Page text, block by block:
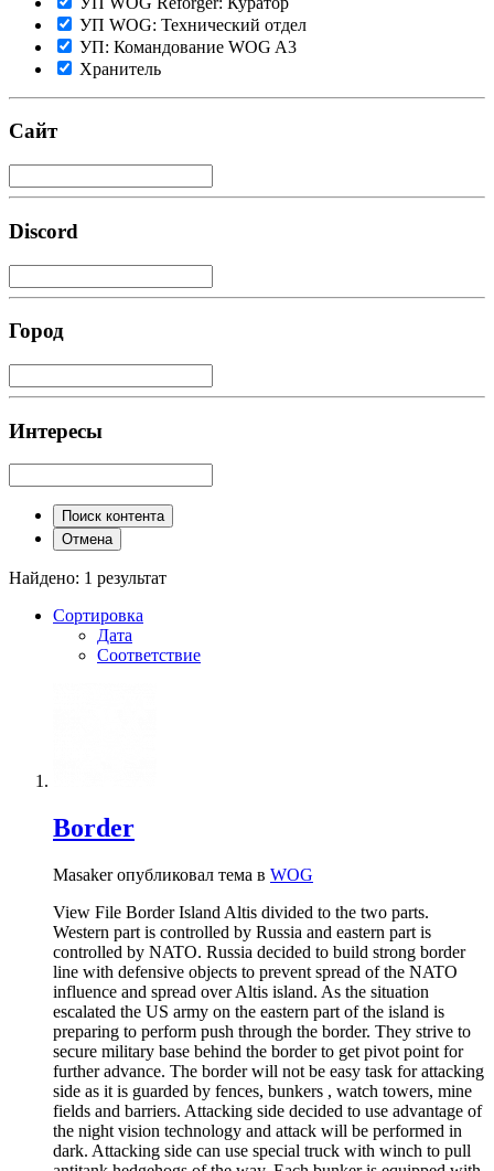
УП WOG: Технический отдел
УП: Командование WOG A3
Хранитель
Сайт
Discord
Город
Интересы
Поиск контента
Отмена
Найдено: 1 результат
Сортировка
Дата
Соответствие
Border
Masaker опубликовал тема в WOG
View File Border Island Altis divided to the two parts.
Western part is controlled by Russia and eastern part is
controlled by NATO. Russia decided to build strong border
line with defensive objects to prevent spread of the NATO
influence and spread over Altis island. As the situation
escalated the US army on the eastern part of the island is
preparing to perform push through the border. They strive to
secure military base behind the border to get pivot point for
further advance. The border will not be easy task for attacking
side as it is guarded by fences, bunkers , watch towers, mine
fields and barriers. Attacking side decided to use advantage of
the night vision technology and attack will be performed in
dark. Attacking side can use special truck with winch to pull